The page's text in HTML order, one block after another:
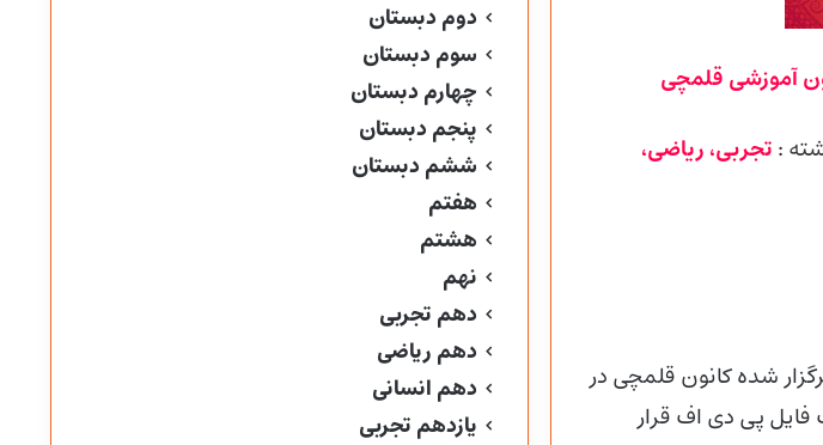
آموزشی قلمچی
: تجربی، ریاضی،
شده کانون قلمچی در
فایل پی دی اف قرار
دوم دبستان
سوم دبستان
چهارم دبستان
پنجم دبستان
ششم دبستان
هفتم
هشتم
نهم
دهم تجربی
دهم ریاضی
دهم انسانی
یازدهم تجربی